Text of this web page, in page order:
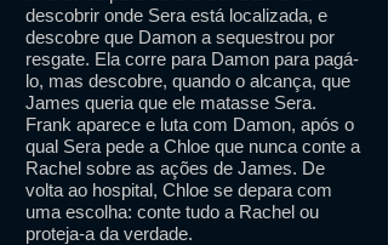
descobrir onde Sera está localizada, e
descobre que Damon a sequestrou por
resgate. Ela corre para Damon para pagá-
lo, mas descobre, quando o alcança, que
James queria que ele matasse Sera.
Frank aparece e luta com Damon, após o
qual Sera pede a Chloe que nunca conte a
Rachel sobre as ações de James. De
volta ao hospital, Chloe se depara com
uma escolha: conte tudo a Rachel ou
proteja-a da verdade.